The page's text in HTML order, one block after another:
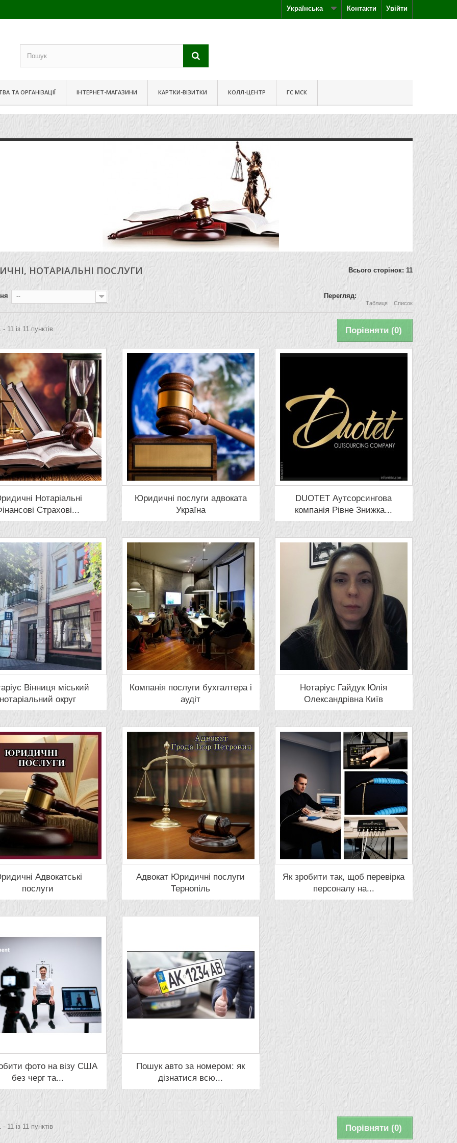
Увійти
Контакти
Українська
ТА ОРГАНІЗАЦІЇ ІНТЕРНЕТ-МАГАЗИНИ КАРТКИ-ВІЗИТКИ КОЛЛ-ЦЕНТР ГС МСК
НОТАРІАЛЬНІ ПОСЛУГИ Всього сторінок: 11
Перегляд:
Таблиця Список
--
Порівняти (0)
11 із 11 пунктів
Нотаріальні
Страхові...
Юридичні послуги адвоката
Україна
DUOTET Аутсорсингова
компанія Рівне Знижка...
Вінниця міський
округ
Компанія послуги бухгалтера і
аудіт
Нотаріус Гайдук Юлія
Олександрівна Київ
Адвокатські
послуги
Адвокат Юридичні послуги
Тернопіль
Як зробити так, щоб перевірка
персоналу на...
фото на візу США
без черг та...
Пошук авто за номером: як
дізнатися всю...
Порівняти (0)
11 із 11 пунктів